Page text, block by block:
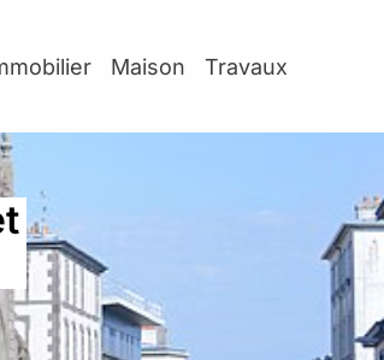
Maison Travaux